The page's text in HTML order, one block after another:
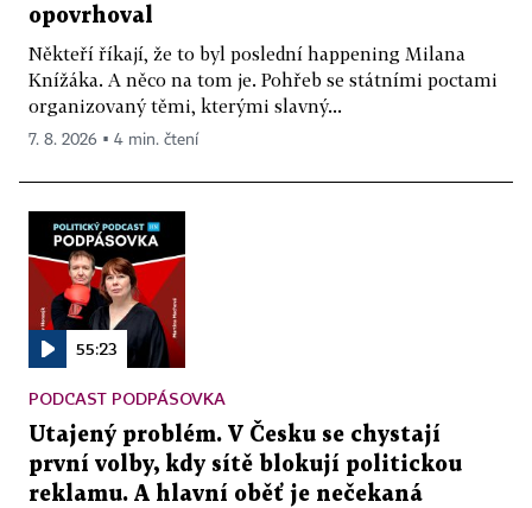
opovrhoval
Někteří říkají, že to byl poslední happening Milana
Knížáka. A něco na tom je. Pohřeb se státními poctami
organizovaný těmi, kterými slavný...
7. 8. 2026 ▪ 4 min. čtení
55:23
PODCAST PODPÁSOVKA
Utajený problém. V Česku se chystají
první volby, kdy sítě blokují politickou
reklamu. A hlavní oběť je nečekaná